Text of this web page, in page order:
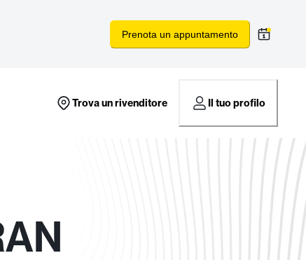
Prenota un appuntamento
Trova un rivenditore Il tuo profilo